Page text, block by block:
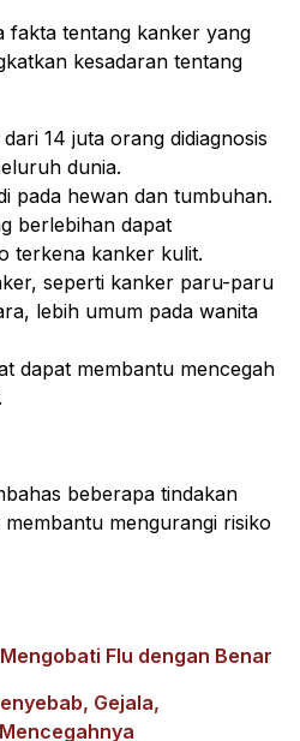
fakta tentang kanker yang
kesadaran tentang
14 juta orang didiagnosis
dunia.
pada hewan dan tumbuhan.
berlebihan dapat
terkena kanker kulit.
seperti kanker paru-paru
lebih umum pada wanita
dapat membantu mencegah
beberapa tindakan
mengurangi risiko
Flu dengan Benar
Gejala,